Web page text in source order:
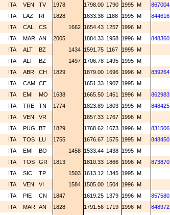
ITA VEN TV 1978 1798.00 1790 1995 M 867004
ITA LAZ RI 1828 1633.38 1188 1995 M 844616
ITA CAL CS 1662 1654.43 1257 1996 M
ITA MAR AN 2005 1884.33 1958 1996 M 848360
ITA ALT BZ 1434 1591.75 1167 1995 M
ITA ALT BZ 1497 1706.78 1495 1995 M
ITA ABR CH 1829 1879.00 1696 1996 M 839264
ITA CAM CE 1651.33 1907 1995 M
ITA EMI MO 1638 1665.50 1461 1996 M 862983
ITA TRE TN 1774 1823.89 1803 1995 M 848425
ITA VEN VR 1657.33 1767 1996 M
ITA PUG BT 1829 1768.62 1673 1996 M 831506
ITA TOS LU 1755 1676.67 1575 1995 M 848450
ITA EMI BO 1458 1533.44 1438 1995 M
ITA TOS GR 1813 1810.33 1866 1996 M 873870
ITA SIC TP 1503 1613.12 1345 1995 M
ITA VEN VI 1584 1505.00 1504 1996 M
ITA PIE CN 1847 1619.25 1379 1996 M 857580
ITA MAR AN 1828 1791.56 1719 1996 M 848972